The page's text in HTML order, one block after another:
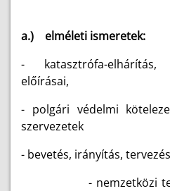
a.) elméleti ismeretek:
- katasztrófa-
előírásai,
- polgári védelmi
szervezetek
- bevetés, irányítás,
- nemzetközi